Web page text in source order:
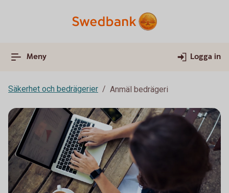
Meny Logga in
Säkerhet och bedrägerier Anmäl bedrägeri